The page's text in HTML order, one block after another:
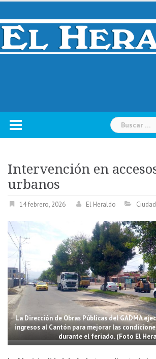
Skip
content
Buscar:
Intervención en
urbanos
14 febrero, 2026 El Heraldo Ciudad
La Dirección de Obras Públicas del GADMA
ingresos al Cantón para mejorar las
durante el feriado. (Foto El